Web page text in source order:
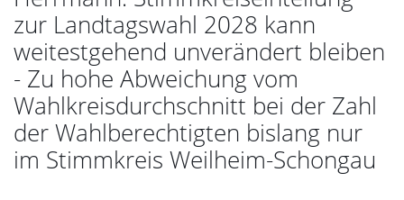
zur Landtagswahl 2028 kann
weitestgehend unverändert bleiben
- Zu hohe Abweichung vom
Wahlkreisdurchschnitt bei der Zahl
der Wahlberechtigten bislang nur
im Stimmkreis Weilheim-Schongau